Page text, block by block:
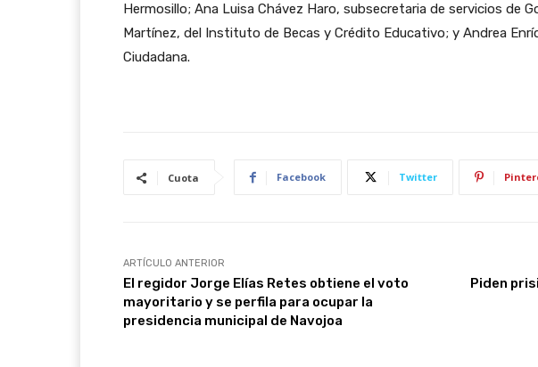
Hermosillo; Ana Luisa Chávez Haro, subsecretaria de servicios de
Martínez, del Instituto de Becas y Crédito Educativo; y Andrea
Ciudadana.
Cuota Facebook Twitter
ARTÍCULO ANTERIOR
El regidor Jorge Elías Retes obtiene el voto
mayoritario y se perfila para ocupar la
presidencia municipal de Navojoa
Piden